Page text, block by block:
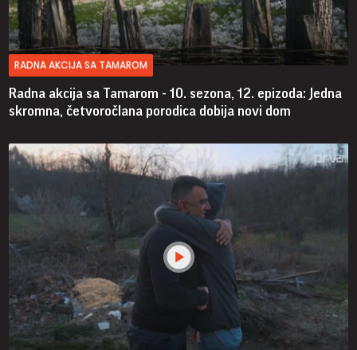
RADNA AKCIJA SA TAMAROM
Radna akcija sa Tamarom - 10. sezona, 12. epizoda: Jedna
skromna, četvoročlana porodica dobija novi dom